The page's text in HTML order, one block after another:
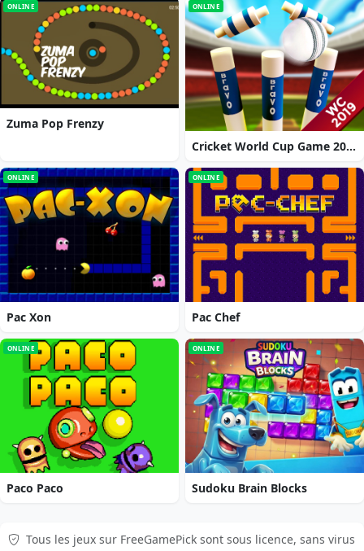
ONLINE
Zuma Pop Frenzy
ONLINE
Cricket World Cup Game 2019 Mini Ground Cricke
ONLINE
Pac Xon
ONLINE
Pac Chef
ONLINE
Paco Paco
ONLINE
Sudoku Brain Blocks
Tous les jeux sur FreeGamePick sont sous licence, sans virus